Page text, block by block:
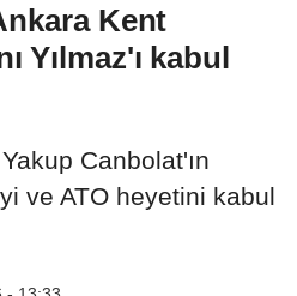
Kent
Yılmaz'ı kabul
Canbolat'ın
ve ATO heyetini kabul